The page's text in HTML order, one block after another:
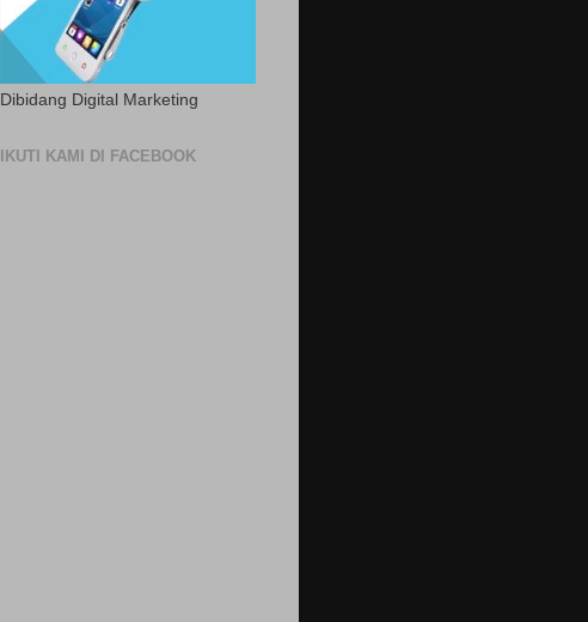
Dibidang Digital Marketing
IKUTI KAMI DI FACEBOOK